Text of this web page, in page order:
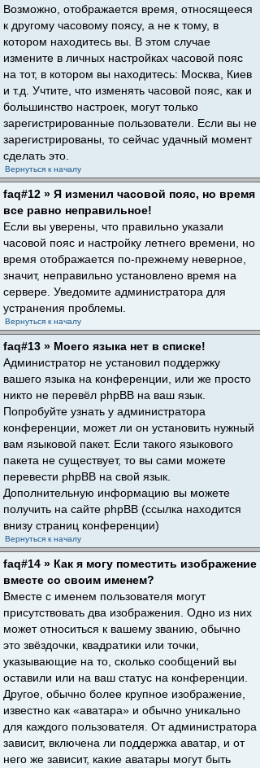
Возможно, отображается время, относящееся
к другому часовому поясу, а не к тому, в
котором находитесь вы. В этом случае
измените в личных настройках часовой пояс
на тот, в котором вы находитесь: Москва, Киев
и т.д. Учтите, что изменять часовой пояс, как и
большинство настроек, могут только
зарегистрированные пользователи. Если вы не
зарегистрированы, то сейчас удачный момент
сделать это.
Вернуться к началу
faq#12 » Я изменил часовой пояс, но время
все равно неправильное!
Если вы уверены, что правильно указали
часовой пояс и настройку летнего времени, но
время отображается по-прежнему неверное,
значит, неправильно установлено время на
сервере. Уведомите администратора для
устранения проблемы.
Вернуться к началу
faq#13 » Моего языка нет в списке!
Администратор не установил поддержку
вашего языка на конференции, или же просто
никто не перевёл phpBB на ваш язык.
Попробуйте узнать у администратора
конференции, может ли он установить нужный
вам языковой пакет. Если такого языкового
пакета не существует, то вы сами можете
перевести phpBB на свой язык.
Дополнительную информацию вы можете
получить на сайте phpBB (ссылка находится
внизу страниц конференции)
Вернуться к началу
faq#14 » Как я могу поместить изображение
вместе со своим именем?
Вместе с именем пользователя могут
присутствовать два изображения. Одно из них
может относиться к вашему званию, обычно
это звёздочки, квадратики или точки,
указывающие на то, сколько сообщений вы
оставили или на ваш статус на конференции.
Другое, обычно более крупное изображение,
известно как «аватара» и обычно уникально
для каждого пользователя. От администратора
зависит, включена ли поддержка аватар, и от
него же зависит, какие аватары могут быть